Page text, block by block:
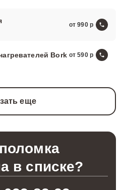
от 990
Bork от 590
еще
в списке?